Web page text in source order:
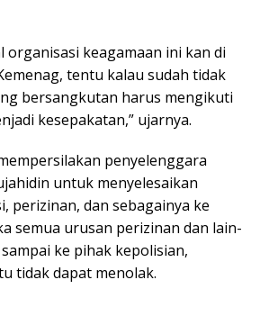
organisasi keagamaan ini kan di
tentu kalau sudah tidak
bersangkutan harus mengikuti
kesepakatan,” ujarnya.
penyelenggara
untuk menyelesaikan
perizinan, dan sebagainya ke
semua urusan perizinan dan lain-
ke pihak kepolisian,
tidak dapat menolak.